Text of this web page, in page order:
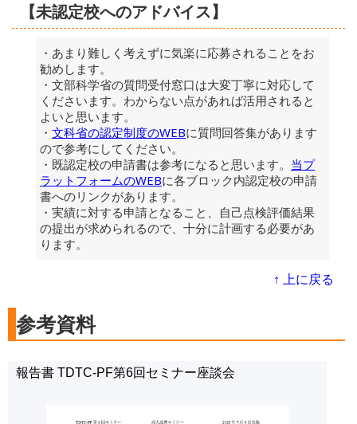
【未認定校へのアドバイス】
・あまり難しく考えずに気楽に応募されることをお
勧めします。
・文部科学省の質問受付窓口は大変丁寧に対応して
くださいます。わからない点があれば活用されると
よいと思います。
・ 文科省の認定制度のWEBに質問回答集があります
ので参考にしてください。
・既認定校の申請書は参考になると思います。 当プ
ラットフォームのWEBに各ブロック内認定校の申請
書へのリンクがあります。
・実績に対する申請となること、自己点検評価結果
の提出が求められるので、十分に計画する必要があ
ります。
↑ 上に戻る
参考資料
報告書 TDTC-PF第6回セミナー座談会